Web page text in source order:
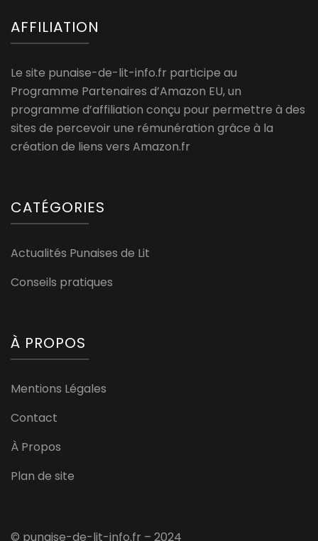
AFFILIATION
Le site punaise-de-lit-info.fr participe au
Programme Partenaires d’Amazon EU, un
programme d’affiliation conçu pour permettre à des
sites de percevoir une rémunération grâce à la
création de liens vers Amazon.fr
CATÉGORIES
Actualités Punaises de Lit
Conseils pratiques
À PROPOS
Mentions Légales
Contact
À Propos
Plan de site
© punaise-de-lit-info.fr – 2024